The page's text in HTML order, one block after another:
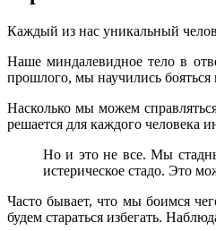
Каждый из нас уникальный
Наше миндалевидное тело в
прошлого, мы научились бояться
Насколько мы можем
решается для каждого человека
Но и это не все. Мы
истерическое стадо. Это
Часто бывает, что мы боимся
будем стараться избегать.